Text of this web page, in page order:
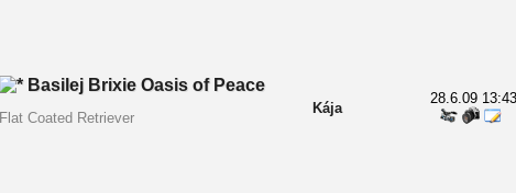
Basilej Brixie Oasis of Peace
Flat Coated Retriever
Kája
28.6.09 13:43